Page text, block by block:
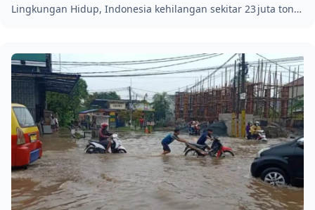
Lingkungan Hidup, Indonesia kehilangan sekitar 23 juta ton…